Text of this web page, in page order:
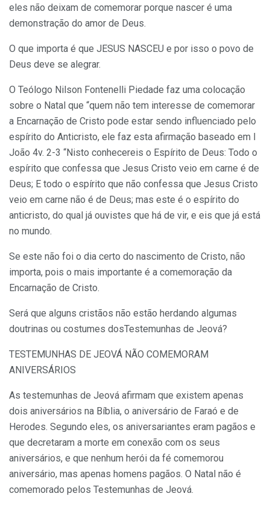
eles não deixam de comemorar porque nascer é uma
demonstração do amor de Deus.
O que importa é que JESUS NASCEU e por isso o povo de
Deus deve se alegrar.
O Teólogo Nilson Fontenelli Piedade faz uma colocação
sobre o Natal que “quem não tem interesse de comemorar
a Encarnação de Cristo pode estar sendo influenciado pelo
espírito do Anticristo, ele faz esta afirmação baseado em I
João 4v. 2-3 “Nisto conhecereis o Espírito de Deus: Todo o
espírito que confessa que Jesus Cristo veio em carne é de
Deus; E todo o espírito que não confessa que Jesus Cristo
veio em carne não é de Deus; mas este é o espírito do
anticristo, do qual já ouvistes que há de vir, e eis que já está
no mundo.
Se este não foi o dia certo do nascimento de Cristo, não
importa, pois o mais importante é a comemoração da
Encarnação de Cristo.
Será que alguns cristãos não estão herdando algumas
doutrinas ou costumes dosTestemunhas de Jeová?
TESTEMUNHAS DE JEOVÁ NÃO COMEMORAM
ANIVERSÁRIOS
As testemunhas de Jeová afirmam que existem apenas
dois aniversários na Bíblia, o aniversário de Faraó e de
Herodes. Segundo eles, os aniversariantes eram pagãos e
que decretaram a morte em conexão com os seus
aniversários, e que nenhum herói da fé comemorou
aniversário, mas apenas homens pagãos. O Natal não é
comemorado pelos Testemunhas de Jeová.